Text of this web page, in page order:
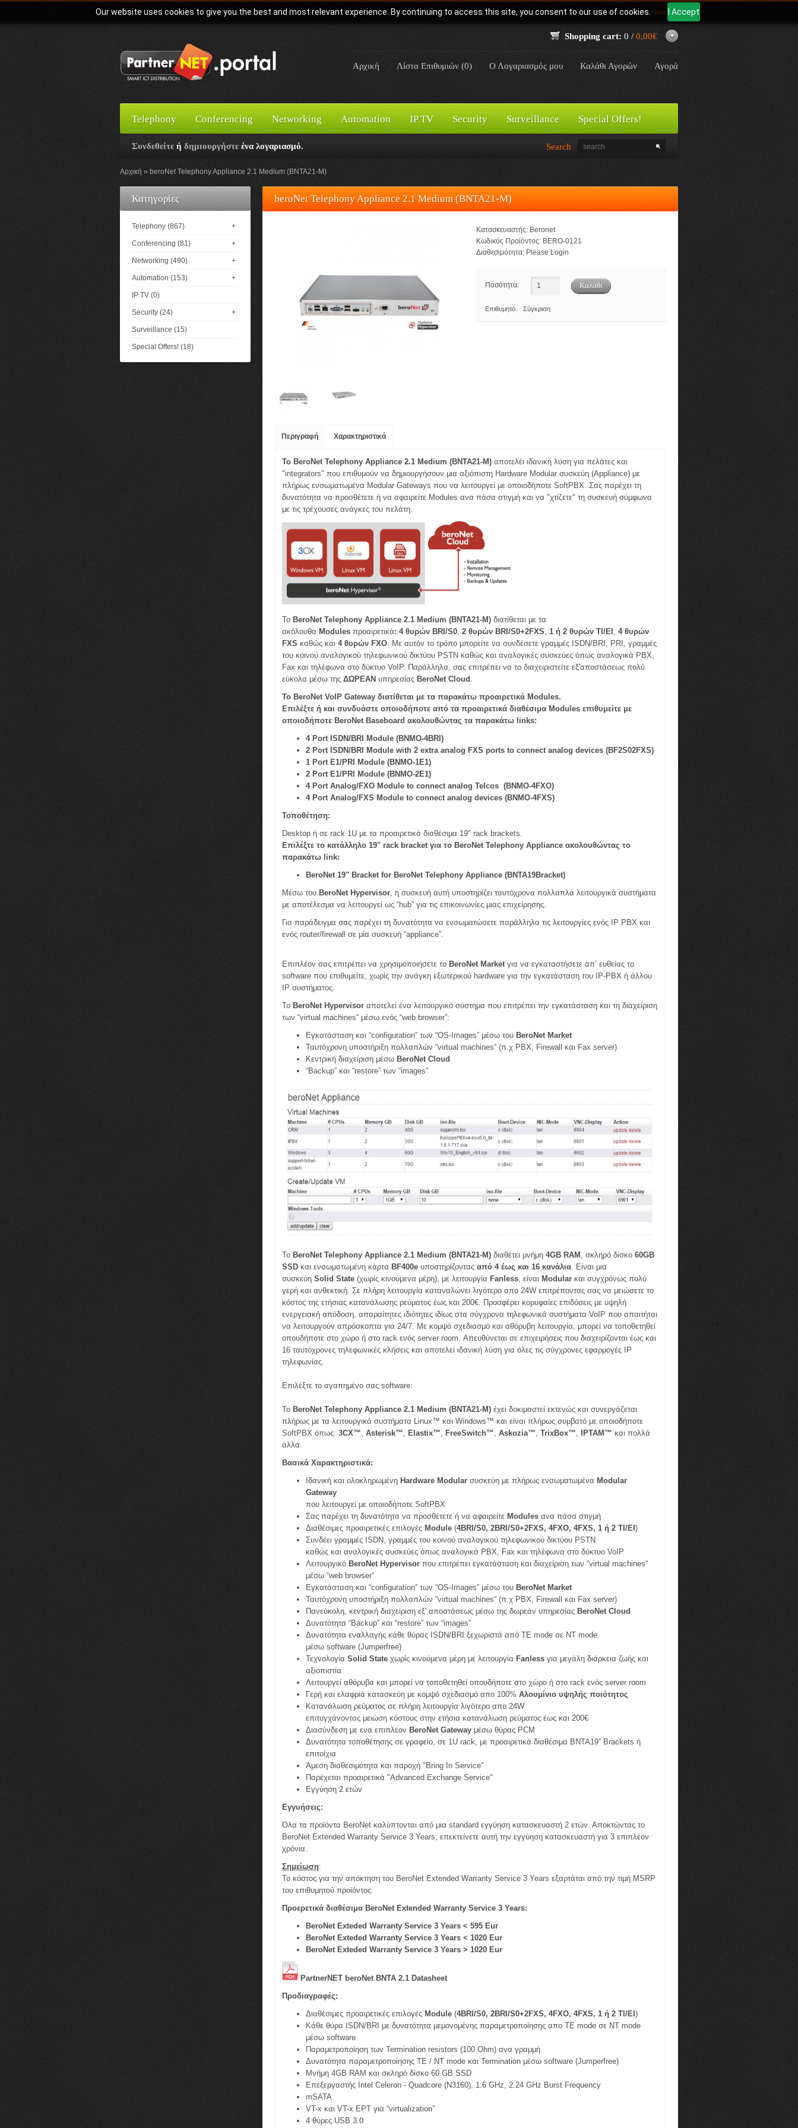
Our website uses cookies to give you the best and most relevant experience. By continuing to access this site, you consent to our use of cookies. I Accept
Γλώσσα: Greek
Shopping cart: 0 / 0,00€
Αρχική Λίστα Επιθυμιών (0) Ο Λογαριασμός μου Καλάθι Αγορών Αγορά
Telephony Conferencing Networking Automation IP TV Security Surveillance Special Offers!
Συνδεθείτε ή δημιουργήστε ένα λογαριασμό. Search
Αρχική beroNet Telephony Appliance 2.1 Medium (BNTA21-M)
Κατηγορίες
Telephony (867) +
Conferencing (81) +
Networking (490) +
Automation (153) +
IP TV (0)
Security (24) +
Surveillance (15)
Special Offers! (18)
beroNet Telephony Appliance 2.1 Medium (BNTA21-M)
Κατασκευαστής: Beronet
Κωδικός Προϊόντος: BERO-0121
Διαθεσιμότητα: Please Login
Ποσότητα:
Επιθυμητό Σύγκριση
Περιγραφή Χαρακτηριστικά
Το BeroNet Telephony Appliance 2.1 Medium (BNTA21-M) αποτελέι ιδανική λύση για πελάτες και
"integrators" που επιθυμούν να δημιουργήσουν μια αξιόπιστη Hardware Modular συσκεύη (Appliance) με
πλήρως ενσωματωμένα Modular Gateways που να λειτουργεί με οποιοδήποτε SoftPBX. Σας παρέχει τη
δυνατότητα να προσθέτετε ή να αφαιρείτε Modules ανα πάσα στιγμή και να "χτίζετε" τη συσκευή σύμφωνα
με τις τρέχουσες ανάγκες του πελάτη.
Το BeroNet Telephony Appliance 2.1 Medium (BNTA21-M) διατίθεται με τα
ακόλουθα Modules προαιρετικά: 4 θυρών BRI/S0, 2 θυρών BRI/S0+2FXS, 1 ή 2 θυρών ΤI/ΕI , 4 θυρών
FXS καθώς και 4 θυρών FXO. Με αυτόν το τρόπο μπορείτε να συνδέσετε γραμμές ISDN/BRI, PRI, γραμμές
του κοινού αναλογικού τηλεφωνικού δικτύου PSTN καθώς και αναλογικές συσκεύες όπως αναλογικά PBX,
Fax και τηλέφωνα στο δύκτυο VoIP. Παράλληλα, σας επιτρέπει να το διαχειριστείτε εξ'αποστάσεως πολύ
εύκολα μέσω της ΔΩΡΕΑΝ υπηρεσίας BeroNet Cloud .
Το BeroNet VoIP Gateway διατίθεται με τα παρακάτω προαιρετικά Modules.
Επιλέξτε ή και συνδυάστε οποιοδήποτε από τα προαιρετικά διαθέσιμα Modules επιθυμείτε με
οποιοδήποτε BeroNet Baseboard ακολουθώντας τα παρακάτω links:
4 Port ISDN/BRI Module (BNMO-4BRI)
2 Port ISDN/BRI Module with 2 extra analog FXS ports to connect analog devices (BF2S02FXS)
1 Port E1/PRI Module (BNMO-1E1)
2 Port E1/PRI Module (BNMO-2E1)
4 Port Analog/FXO Module to connect analog Telcos (BNMO-4FXO)
4 Port Analog/FXS Module to connect analog devices (BNMO-4FXS)
Τοποθέτηση:
Desktop ή σε rack 1U με τα προαιρετικά διαθέσιμα 19" rack brackets.
Επιλέξτε το κατάλληλο 19" rack bracket για το BeroNet Telephony Appliance ακολουθώντας το
παρακάτω link:
BeroNet 19" Bracket for BeroNet Telephony Appliance (BNTA19Bracket)
Μέσω του ΒeroNet Hypervisor, η συσκευή αυτή υποστηρίζει ταυτόχρονα πολλαπλά λειτουργικά συστήματα
με αποτέλεσμα να λειτουργεί ως “hub” για τις επικοινωνίες μιας επιχείρησης.
Για παράδειγμα σας παρέχει τη δυνατότητα να ενσωματώσετε παράλληλα τις λειτουργίες ενός IP PBX και
ενός router/firewall σε μία συσκευή “appliance”.
Επιπλέον σας επιτρέπει να χρησιμοποιήσετε το BeroNet Marketγια να εγκαταστήσετε απ’ ευθείας το
software που επιθυμείτε, χωρίς την ανάγκη εξωτερικού hardware για την εγκατάσταση του IP-PBX ή άλλου
IP συστήματος.
Το ΒeroNet Hypervisor αποτελεί ένα λειτουργικό σύστημα που επιτρέπει την εγκατάσταση και τη διαχείριση
των “virtual machines“ μέσω ενός “web browser”:
Εγκατάσταση και “configuration” των “OS-Images” μέσω του BeroNet Market
Ταυτόχρονη υποστήριξη πολλαπλών “virtual machines“ (π.χ PBX, Firewall και Fax server)
Κεντρική διαχείριση μέσω BeroNet Cloud
“Backup” και “restore” των “images”
Το BeroNet Telephony Appliance 2.1 Medium (BNTA21-M) διαθέτει μνήμη 4GB RAM , σκληρό δίσκο 60GB
SSD και ενσωματωμένη κάρτα BF400e υποστηρίζοντας από 4 έως και 16 κανάλια. Είναι μια
συσκεύη Solid State (χωρίς κινούμενα μέρη), με λειτουργία Fanless, είναι Modular και συγχρόνως πολύ
γερή και ανθεκτική. Σε πλήρη λειτουργία καταναλώνει λιγότερο απο 24W επιτρέποντας σας να μειώσετε το
κόστος της ετήσιας κατανάλωσης ρεύματος έως και 200€. Προσφέρει κορυφαίες επιδόσεις με υψηλή
ενεργειακή απόδοση, απαραίτητες ιδιότητες ιδίως στα σύγχρονα τηλεφωνικά συστήματα VoIP που απαιτήται
να λειτουργούν απρόσκοπτα για 24/7. Με κομψό σχεδιασμό και αθόρυβη λειτουργία, μπορεί να τοποθετηθεί
οπουδήποτε στο χώρο ή στο rack ενός server room. Απευθύνεται σε επιχειρήσεις που διαχειρίζονται έως και
16 ταυτόχρονες τηλεφωνικές κλήσεις και αποτελεί ιδανική λύση για όλες τις σύγχρονες εφαρμογές IP
τηλεφωνίας.
Επιλέξτε το αγαπημένο σας software:
Το BeroNet Telephony Appliance 2.1 Medium (BNTA21-M) έχει δοκιμαστεί εκτενώς και συνεργάζεται
πλήρως με τα λειτουργικά συστήματα Linux™ και Windows™ και είναι πλήρως συμβατό με οποιοδήποτε
SoftPBX όπως: 3CX™, Asterisk™, Elastix™, FreeSwitch™, Askozia™, TrixBox™, IPTAM™ και πολλά
άλλα.
Βασικά Χαρακτηριστικά:
Ιδανική και ολοκληρωμένη Hardware Modular συσκεύη με πλήρως ενσωματωμένα Modular
Gateway
που λειτουργεί με οποιοδήποτε SoftPBX
Σας παρέχει τη δυνατότητα να προσθέτετε ή να αφαιρείτε Modules ανα πάσα στιγμή
Διαθέσιμες προαιρετικές επιλογές Module (4BRI/S0, 2BRI/S0+2FXS, 4FXO, 4FXS, 1 ή 2 Τ /Ε )
Συνδέει γραμμές ISDN, γραμμές του κοινού αναλογικού τηλεφωνικού δικτύου PSTN
καθώς και αναλογικές συσκεύες όπως αναλογικά PBX, Fax και τηλέφωνα στο δύκτυο VoIP
Λειτουργικό ΒeroNet Hypervisor που επιτρέπει εγκατάσταση και διαχείριση των “virtual machines“
μέσω “web browser”
Εγκατάσταση και “configuration” των “OS-Images” μέσω του BeroNet Market
Ταυτόχρονη υποστήριξη πολλαπλών “virtual machines“ (π.χ PBX, Firewall και Fax server)
Πανεύκολη, κεντρική διαχείριση εξ' αποστάσεως μέσω της δωρεάν υπηρεσίας BeroNet Cloud
Δυνατότητα “Backup” και “restore” των “images”
Δυνατότητα εναλλαγής κάθε θύρας ISDN/BRI ξεχωριστά από TE mode σε NT mode
μέσω software (Jumperfree)
Τεχνολογία Solid State χωρίς κινούμενα μέρη με λειτουργία Fanless για μεγάλη διάρκεια ζωής και
αξιοπιστία
Λειτουργεί αθόρυβα και μπορεί να τοποθετηθεί οπουδήποτε στο χώρο ή στο rack ενός server room
Γερή και ελαφριά κατασκεύη με κομψό σχεδιασμό απο 100% Αλουμίνιο υψηλής ποιότητος
Κατανάλωση ρεύματος σε πλήρη λειτουργία λιγότερο απο 24W
επιτυγχάνοντας μειώση κόστους στην ετήσια κατανάλωση ρεύματος έως και 200€
Διασύνδεση με ενα επιπλέον BeroNet Gateway μέσω θύρας PCM
Δυνατότητα τοποθέτησης σε γραφείο, σε 1U rack, με προαιρετικά διαθέσιμα BNTA19” Brackets ή
επιτοίχια
Άμεση διαθεσιμότητα και παροχή "Bring In Service"
Παρέχεται προαιρετικά "Advanced Exchange Service"
Εγγύηση 2 ετών
Εγγυήσεις:
Όλα τα προϊόντα BeroNet καλύπτονται από μια standard εγγύηση κατασκευαστή 2 ετών. Αποκτώντας το
BeroNet Extended Warranty Service 3 Years, επεκτείνετε αυτή την εγγύηση κατασκευαστή για 3 επιπλέον
χρόνια.
Σημείωση:
Το κόστος για την απόκτηση του BeroNet Extended Warranty Service 3 Years εξαρτάται από την τιμή MSRP
του επιθυμητού προϊόντος.
Προερετικά διαθέσιμα BeroNet Extended Warranty Service 3 Years:
BeroNet Exteded Warranty Service 3 Years < 595 Eur
BeroNet Exteded Warranty Service 3 Years < 1020 Eur
BeroNet Exteded Warranty Service 3 Years > 1020 Eur
PartnerNET beroNet BNTA 2.1 Datasheet
Προδιαγραφές:
Διαθέσιμες προαιρετικές επιλογές Module (4BRI/S0, 2BRI/S0+2FXS, 4FXO, 4FXS, 1 ή 2 Τ /Ε )
Κάθε θύρα ISDN/BRI με δυνατότητα μεμονομένης παραμετροποίησης απο ΤΕ mode σε ΝΤ mode
μέσω software
Παραμετροποίηση των Termination resistors (100 Ohm) ανα γραμμή
Δυνατότητα παραμετροποίησης TE / NT mode και Termination μέσω software (Jumperfree)
Μνήμη 4GB RAM και σκληρό δίσκο 60 GB SSD
Επεξεργαστής Intel Celeron - Quadcore (N3160), 1.6 GHz, 2.24 GHz Burst Frequency
mSATA
VT-x και VT-x EPT για “virtualization”
4 θύρες USB 3.0